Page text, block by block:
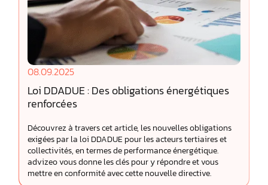
08.09.2025
Loi DDADUE : Des obligations énergétiques
renforcées
Découvrez à travers cet article, les nouvelles obligations
exigées par la loi DDADUE pour les acteurs tertiaires et
collectivités, en termes de performance énergétique.
advizeo vous donne les clés pour y répondre et vous
mettre en conformité avec cette nouvelle directive.